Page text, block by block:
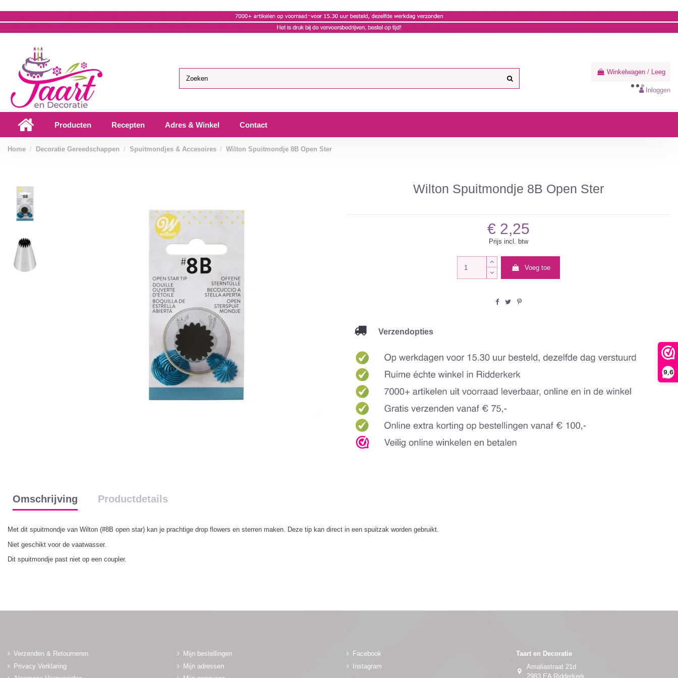
9,6
Winkelwagen / Leeg
Inloggen
Producten Recepten Adres & Winkel Contact
Home Decoratie Gereedschappen Spuitmondjes & Accesoires Wilton Spuitmondje 8B Open Ster
Wilton Spuitmondje 8B Open Ster
€ 2,25
Prijs incl. btw
Voeg toe
Verzendopties
Omschrijving Productdetails
Met dit spuitmondje van Wilton (#8B open star) kan je prachtige drop flowers en sterren maken. Deze tip kan direct in een spuitzak worden gebruikt.
Niet geschikt voor de vaatwasser.
Dit spuitmondje past niet op een coupler.
Verzenden & Retourneren
Privacy Verklaring
Mijn bestellingen
Mijn adressen
Facebook
Instagram
Taart en Decoratie
Amaliastraat 21d
2983 EA Ridderkerk